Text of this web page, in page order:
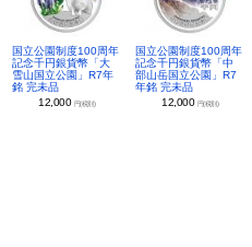
国立公園制度100周年
記念千円銀貨幣「大
雪山国立公園」R7年
銘 完未品
12,000 円(税別)
国立公園制度100周年
記念千円銀貨幣「中
部山岳国立公園」R7
年銘 完未品
12,000 円(税別)